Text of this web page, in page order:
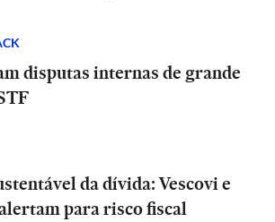
disputas internas de grande
da dívida: Vescovi e
para risco fiscal